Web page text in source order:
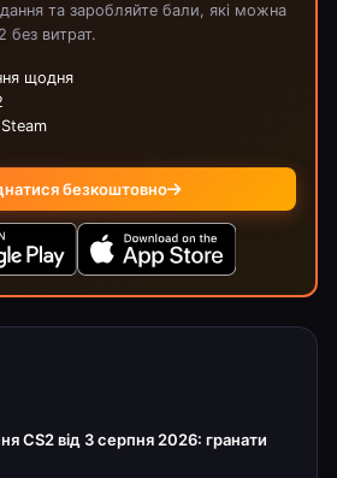
та заробляйте бали, які можна
без витрат.
щодня
безкоштовно
CS2 від 3 серпня 2026: гранати